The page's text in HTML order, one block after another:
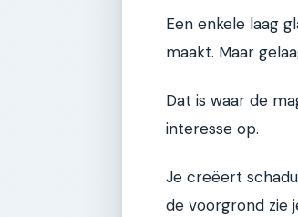
Een enkele laag
maakt. Maar
Dat is waar de
interesse op.
Je creëert
de voorgrond zie